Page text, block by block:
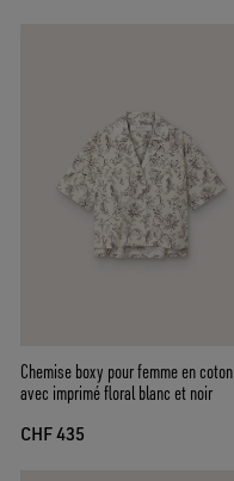
Chemise boxy pour femme en coton
avec imprimé floral blanc et noir
CHF 435